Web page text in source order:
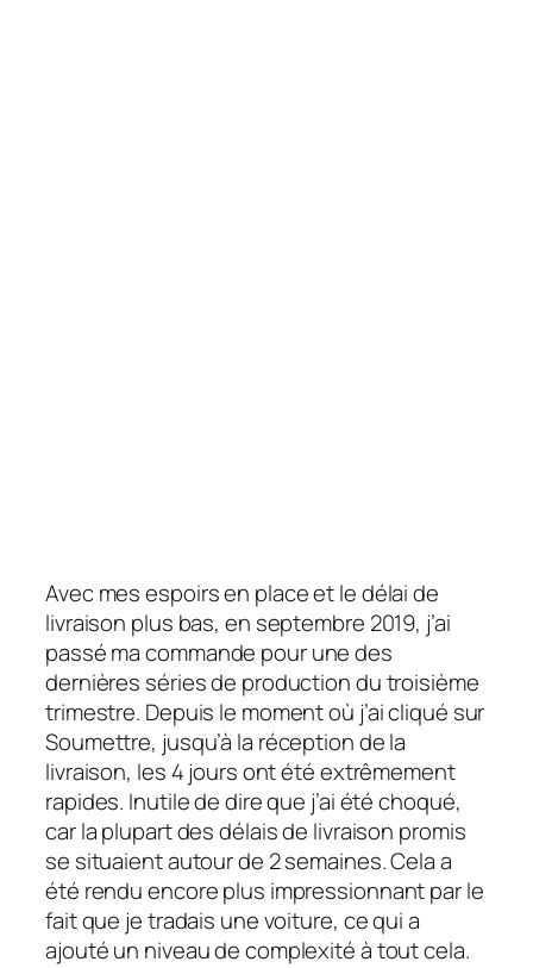
Avec mes espoirs en place et le délai de
livraison plus bas, en septembre 2019, j’ai
passé ma commande pour une des
dernières séries de production du troisième
trimestre. Depuis le moment où j’ai cliqué sur
Soumettre, jusqu’à la réception de la
livraison, les 4 jours ont été extrêmement
rapides. Inutile de dire que j’ai été choqué,
car la plupart des délais de livraison promis
se situaient autour de 2 semaines. Cela a
été rendu encore plus impressionnant par le
fait que je tradais une voiture, ce qui a
ajouté un niveau de complexité à tout cela.